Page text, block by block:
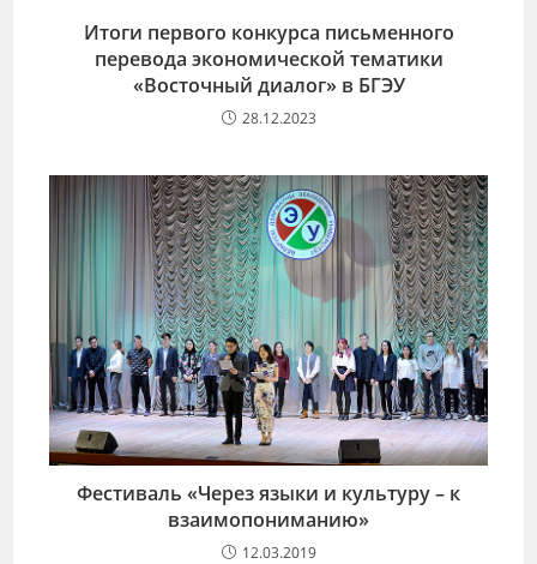
Итоги первого конкурса письменного
перевода экономической тематики
«Восточный диалог» в БГЭУ
28.12.2023
Фестиваль «Через языки и культуру – к
взаимопониманию»
12.03.2019